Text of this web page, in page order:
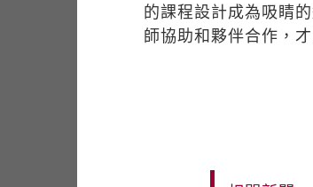
的課程設計成為吸睛
師協助和夥伴合作，